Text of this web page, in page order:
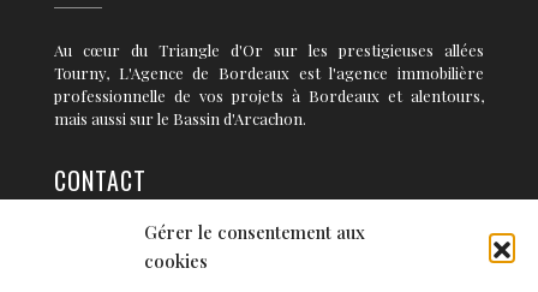
Gérer le consentement aux
cookies
Au cœur du Triangle d'Or sur les prestigieuses allées
Tourny, L'Agence de Bordeaux est l'agence immobilière
professionnelle de vos projets à Bordeaux et alentours,
mais aussi sur le Bassin d'Arcachon.
CONTACT
36 rue Condillac 33 000 BORDEAUX